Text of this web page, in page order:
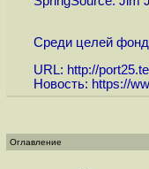
Среди целей
URL: http://
Новость: https://
Оглавление